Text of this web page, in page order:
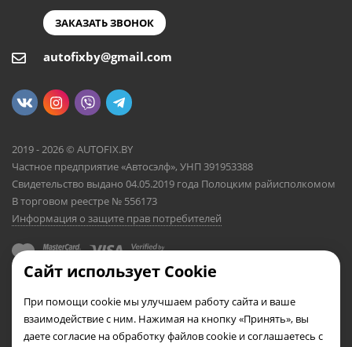
ЗАКАЗАТЬ ЗВОНОК
autofixby@gmail.com
2019 - 2026 © AUTOFIX.BY
Частное предприятие «Автосэлф», УНП 391953388
Свидетельство выдано 04.05.2019 года Полоцким райисполкомом
В торговом реестре № 556173
Информация о защите прав потребителей
Сайт использует Cookie
При помощи cookie мы улучшаем работу сайта и ваше
взаимодействие с ним. Нажимая на кнопку «Принять», вы
даете согласие на обработку файлов cookie и соглашаетесь с